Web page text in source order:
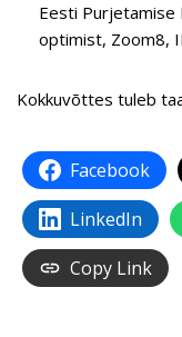
Eesti Purjetamise
optimist, Zoom8,
Kokkuvõttes tuleb
Facebook
LinkedIn
Copy Link